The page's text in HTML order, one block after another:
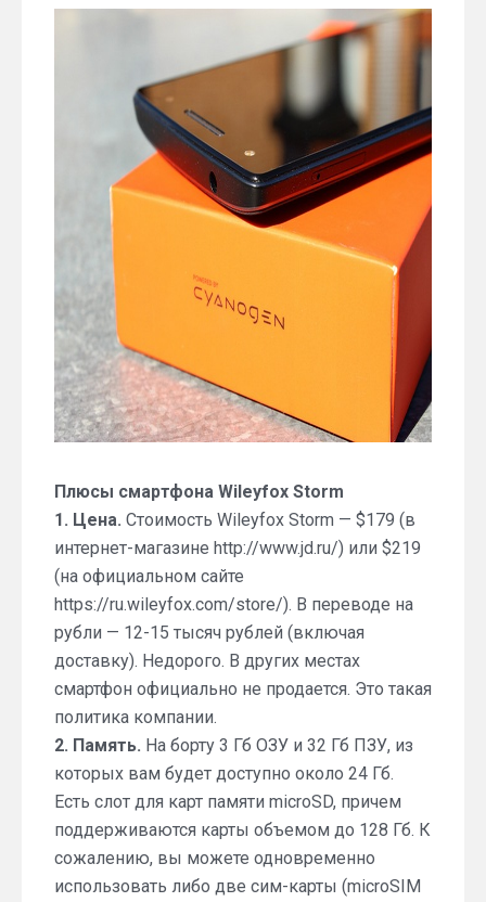
Плюсы смартфона Wileyfox Storm
1. Цена. Стоимость Wileyfox Storm — $179 (в
интернет-магазине http://www.jd.ru/) или $219
(на официальном сайте
https://ru.wileyfox.com/store/). В переводе на
рубли — 12-15 тысяч рублей (включая
доставку). Недорого. В других местах
смартфон официально не продается. Это такая
политика компании.
2. Память. На борту 3 Гб ОЗУ и 32 Гб ПЗУ, из
которых вам будет доступно около 24 Гб.
Есть слот для карт памяти microSD, причем
поддерживаются карты объемом до 128 Гб. К
сожалению, вы можете одновременно
использовать либо две сим-карты (microSIM